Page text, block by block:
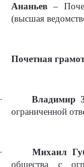
Ананьев –
(высшая
Почетная
· Владимир
ограниченной
· Михаил
общества с